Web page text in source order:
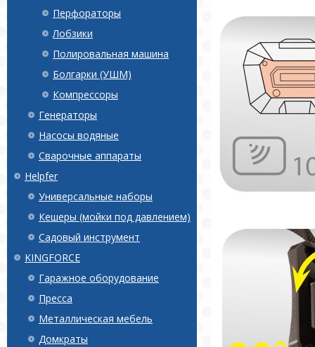
Перфораторы
Лобзики
Полировальная машина
Болгарки (УШМ)
Компрессоры
Генераторы
Насосы водяные
Сварочные аппараты
Helpfer
Универсальные наборы
Кешеры (мойки под давлением)
Садовый инструмент
KINGFORCE
Гаражное оборудование
Пресса
Металлическая мебель
Домкраты